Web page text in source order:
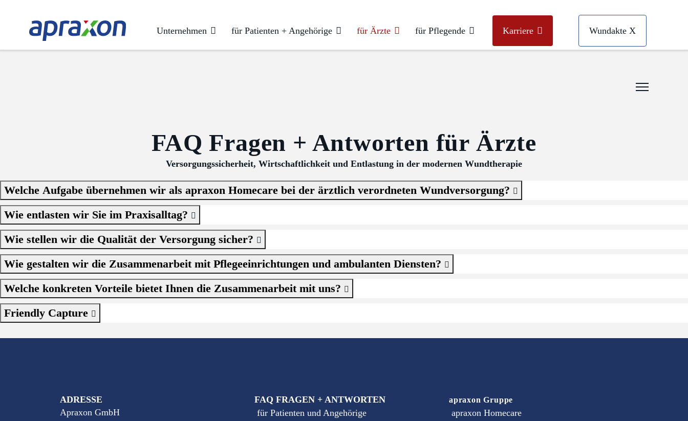
Unternehmen für Patienten + Angehörige für Ärzte für Pflegende Karriere Wundakte X
FAQ Fragen + Antworten für Ärzte
Versorgungssicherheit, Wirtschaftlichkeit und Entlastung in der modernen Wundtherapie
Welche Aufgabe übernehmen wir als apraxon Homecare bei der ärztlich verordneten Wundversorgung?
Wie entlasten wir Sie im Praxisalltag?
Wie stellen wir die Qualität der Versorgung sicher?
Wie gestalten wir die Zusammenarbeit mit Pflegeeinrichtungen und ambulanten Diensten?
Welche konkreten Vorteile bietet Ihnen die Zusammenarbeit mit uns?
Friendly Capture
ADRESSE
Apraxon GmbH
FAQ FRAGEN + ANTWORTEN
für Patienten und Angehörige
apraxon Gruppe
apraxon Homecare